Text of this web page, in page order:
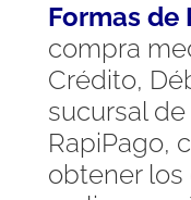
Formas de
compra
Crédito,
sucursal
RapiPago,
obtener los